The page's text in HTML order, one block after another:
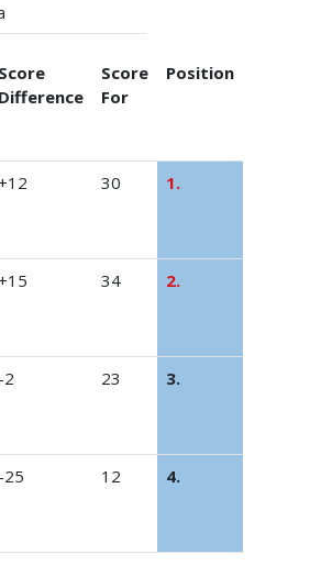
Score
Difference
Score
For
Position
30 1.
34 2.
-2 23 3.
-25 12 4.